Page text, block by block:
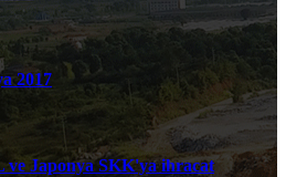
2017
Japonya SKK'ya ihracat